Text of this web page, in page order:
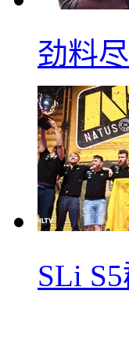
劲料
SLi